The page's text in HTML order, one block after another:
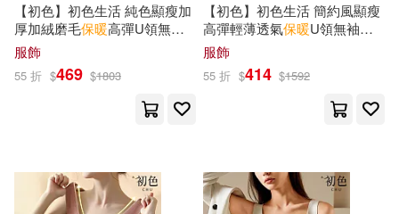
【初色】初色生活 純色顯瘦加
厚加絨磨毛保暖高彈U領無袖
肩帶打底
色-82866(M-2XL可選) M 奶白
色
服飾
55 折 $469 $1803
【初色】初色生活 簡約風顯瘦
高彈輕薄透氣保暖U領無袖肩
帶打底
色-82864(M-XL可選) M 粉膚
服飾
55 折 $414 $1592